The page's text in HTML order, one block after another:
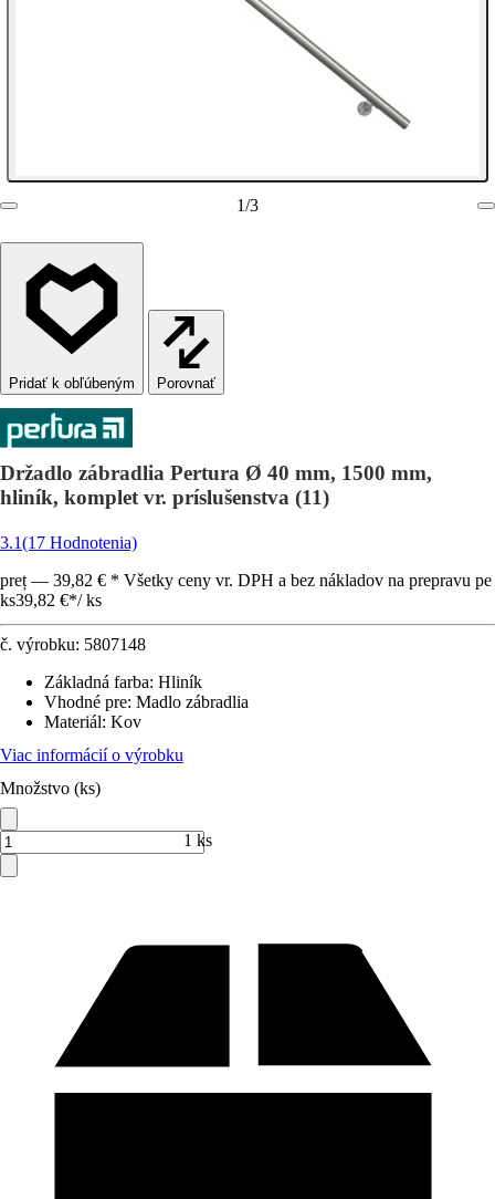
1/3
Porovnať
Držadlo zábradlia Pertura Ø 40 mm, 1500 mm,
hliník, komplet vr. príslušenstva (11)
3.1(17 Hodnotenia)
preț — 39,82 € * Všetky ceny vr. DPH a bez nákladov na prepravu pe
ks39,82 €*/ ks
č. výrobku: 5807148
Základná farba: Hliník
Vhodné pre: Madlo zábradlia
Materiál: Kov
Viac informácií o výrobku
Množstvo (ks)
1 ks